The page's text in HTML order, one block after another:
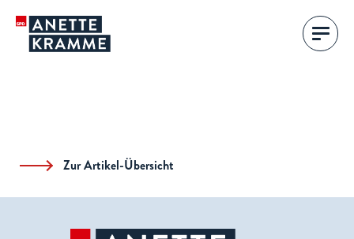
Zur Artikel-Übersicht